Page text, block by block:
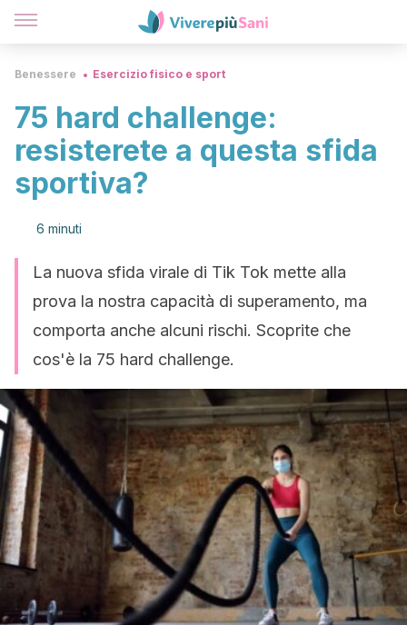
Benessere Esercizio fisico e sport
75 hard challenge:
resisterete a questa sfida
sportiva?
6 minuti
La nuova sfida virale di Tik Tok mette alla
prova la nostra capacità di superamento, ma
comporta anche alcuni rischi. Scoprite che
cos'è la 75 hard challenge.